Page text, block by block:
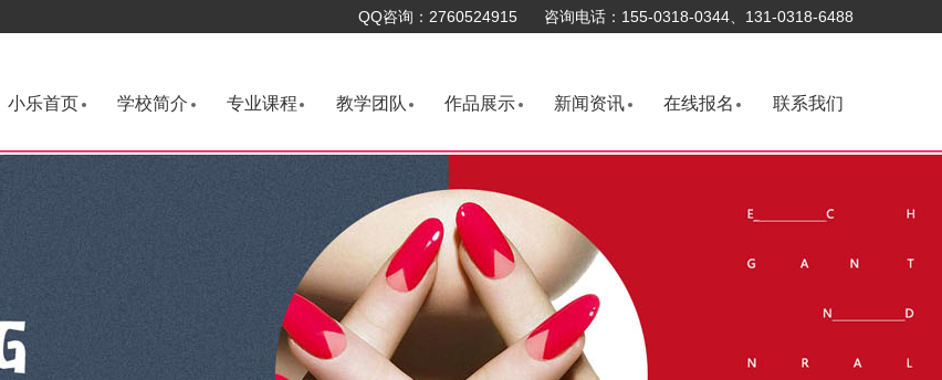
QQ咨询：2760524915 咨询电话：155-0318-0344、131-0318-6488
小乐首页 学校简介 专业课程 教学团队 作品展示 新闻资讯 在线报名 联系我们